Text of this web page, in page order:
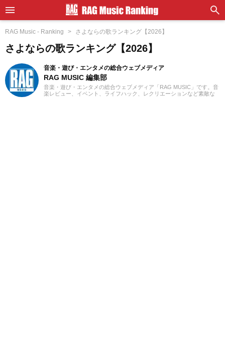
RAG Music - Ranking さよならの歌ランキング【2026】
さよならの歌ランキング【2026】
音楽・遊び・エンタメの総合ウェブメディア
RAG MUSIC 編集部
音楽・遊び・エンタメの総合ウェブメディア「RAG MUSIC」です。音
楽レビュー、イベント、ライフハック、レクリエーションなど素敵な